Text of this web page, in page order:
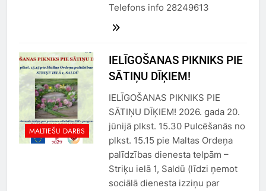
Telefons info 28249613
MALTIEŠU DARBS
IELĪGOŠANAS PIKNIKS PIE
SĀTIŅU DĪĶIEM!
IELĪGOŠANAS PIKNIKS PIE
SĀTIŅU DĪĶIEM! 2026. gada 20.
jūnijā plkst. 15.30 Pulcēšanās no
plkst. 15.15 pie Maltas Ordeņa
palīdzības dienesta telpām –
Striķu ielā 1, Saldū (līdzi ņemot
sociālā dienesta izziņu par